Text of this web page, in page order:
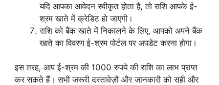
यदि आपका आवेदन स्वीकृत होता है, तो राशि आपके ई-
श्रम खाते में क्रेडिट हो जाएगी।
राशि को बैंक खाते में निकालने के लिए, आपको अपने बैंक
खाते का विवरण ई-श्रम पोर्टल पर अपडेट करना होगा।
इस तरह, आप ई-श्रम की 1000 रुपये की राशि का लाभ प्राप्त
कर सकते हैं। सभी जरूरी दस्तावेज़ों और जानकारी को सही और